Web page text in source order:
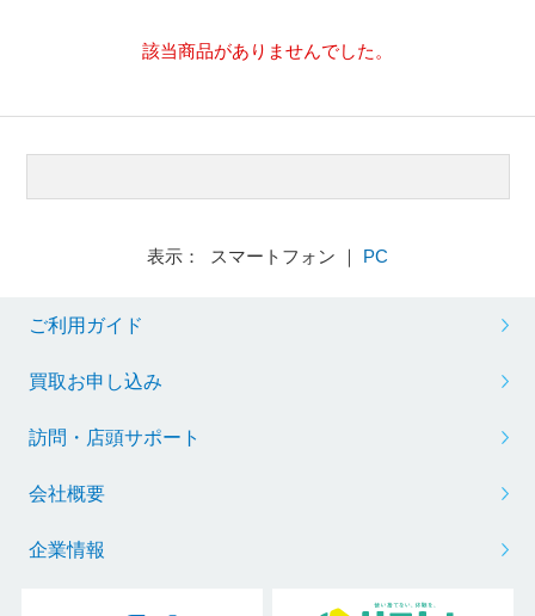
該当商品がありませんでした。
表示： スマートフォン ｜ PC
ご利用ガイド
買取お申し込み
訪問・店頭サポート
会社概要
企業情報